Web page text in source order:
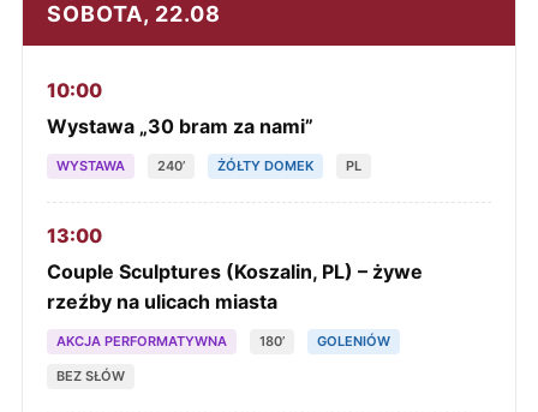
SOBOTA, 22.08
10:00
Wystawa „30 bram za nami”
WYSTAWA 240’ ŻÓŁTY DOMEK PL
13:00
Couple Sculptures (Koszalin, PL) – żywe
rzeźby na ulicach miasta
AKCJA PERFORMATYWNA 180’ GOLENIÓW
BEZ SŁÓW